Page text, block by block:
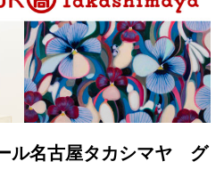
ル名古屋タカシマヤ グ